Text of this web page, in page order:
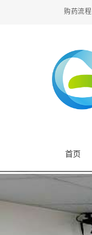
购药流程
首页